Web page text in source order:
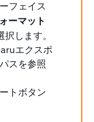
フェイス
ーマット
択します。
エクスポ
スを参照
トボタン